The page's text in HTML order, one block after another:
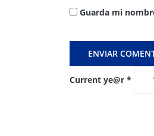
Guarda mi
Current ye@r *